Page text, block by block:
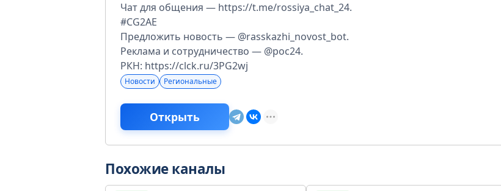
Чат для общения — https://t.me/rossiya_chat_24.
#CG2AE
Предложить новость — @rasskazhi_novost_bot.
Реклама и сотрудничество — @poc24.
РКН: https://clck.ru/3PG2wj
Новости Региональные
Открыть
Похожие каналы